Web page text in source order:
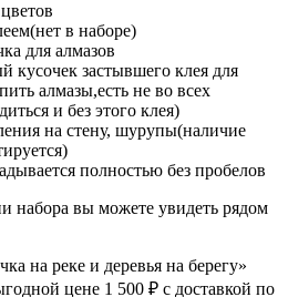
в наборе)
для алмазов
кусочек застывшего клея для
алмазы,есть не во всех
и без этого клея)
на стену, шурупы(наличие
полностью без пробелов
набора вы можете увидеть рядом
на реке и деревья на берегу»
цене 1 500 ₽ с доставкой по